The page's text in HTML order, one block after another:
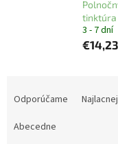
tinktúra
3 - 7 dní
€14,23
Odporúčame
Abecedne